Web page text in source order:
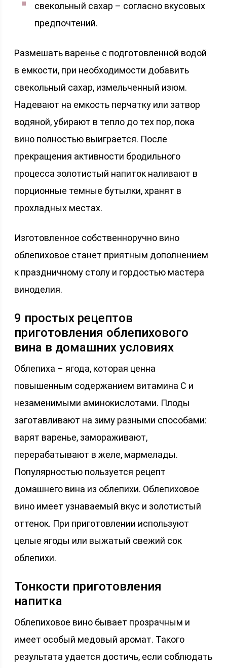
свекольный сахар – согласно вкусовых
предпочтений.
Размешать варенье с подготовленной водой
в емкости, при необходимости добавить
свекольный сахар, измельченный изюм.
Надевают на емкость перчатку или затвор
водяной, убирают в тепло до тех пор, пока
вино полностью выиграется. После
прекращения активности бродильного
процесса золотистый напиток наливают в
порционные темные бутылки, хранят в
прохладных местах.
Изготовленное собственноручно вино
облепиховое станет приятным дополнением
к праздничному столу и гордостью мастера
виноделия.
9 простых рецептов
приготовления облепихового
вина в домашних условиях
Облепиха – ягода, которая ценна
повышенным содержанием витамина C и
незаменимыми аминокислотами. Плоды
заготавливают на зиму разными способами:
варят варенье, замораживают,
перерабатывают в желе, мармелады.
Популярностью пользуется рецепт
домашнего вина из облепихи. Облепиховое
вино имеет узнаваемый вкус и золотистый
оттенок. При приготовлении используют
целые ягоды или выжатый свежий сок
облепихи.
Тонкости приготовления
напитка
Облепиховое вино бывает прозрачным и
имеет особый медовый аромат. Такого
результата удается достичь, если соблюдать